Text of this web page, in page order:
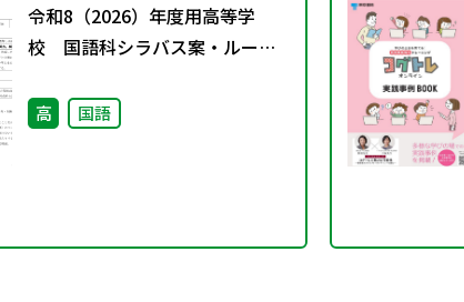
令和8（2026）年度用高等学
校 国語科シラバス案・ルーブ
高 国語